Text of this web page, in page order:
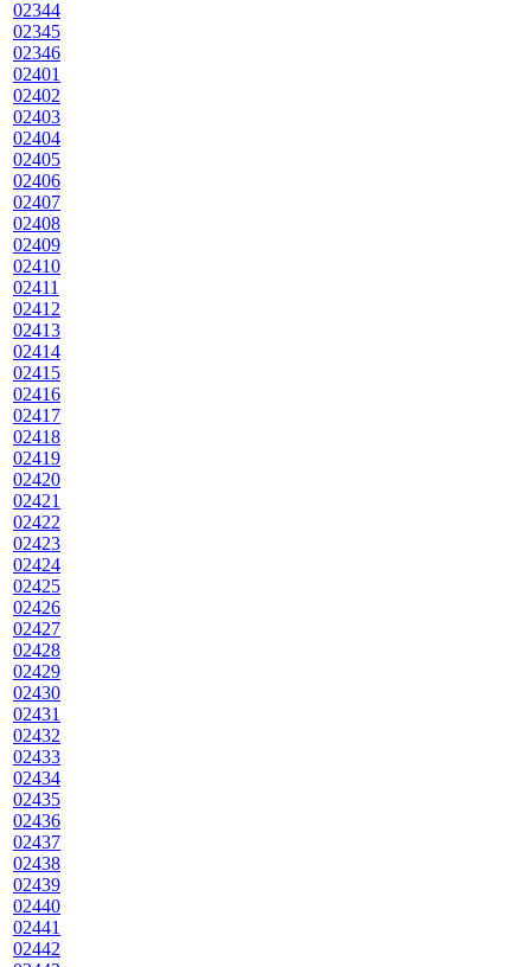
02344
02345
02346
02401
02402
02403
02404
02405
02406
02407
02408
02409
02410
02411
02412
02413
02414
02415
02416
02417
02418
02419
02420
02421
02422
02423
02424
02425
02426
02427
02428
02429
02430
02431
02432
02433
02434
02435
02436
02437
02438
02439
02440
02441
02442